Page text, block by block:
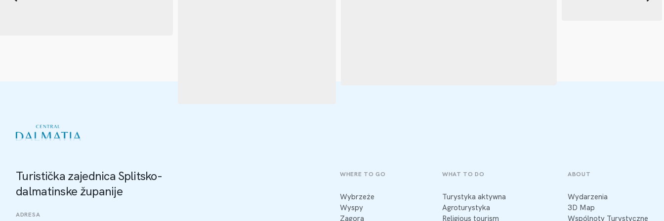
Turistička zajednica Splitsko-
dalmatinske županije
ADRESA
WHERE TO GO
Wybrzeże
Wyspy
Zagora
WHAT TO DO
Turystyka aktywna
Agroturystyka
Religious tourism
ABOUT
Wydarzenia
3D Map
Wspólnoty Turystyczne